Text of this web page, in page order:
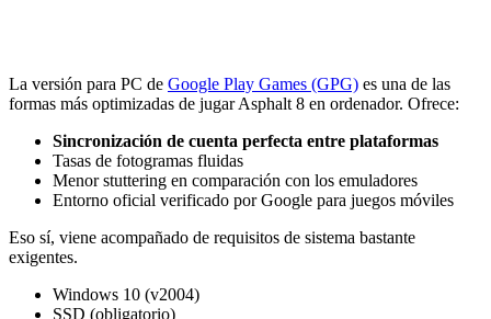
La versión para PC de Google Play Games (GPG) es una de las
formas más optimizadas de jugar Asphalt 8 en ordenador. Ofrece:
Sincronización de cuenta perfecta entre plataformas
Tasas de fotogramas fluidas
Menor stuttering en comparación con los emuladores
Entorno oficial verificado por Google para juegos móviles
Eso sí, viene acompañado de requisitos de sistema bastante
exigentes.
Windows 10 (v2004)
SSD (obligatorio)